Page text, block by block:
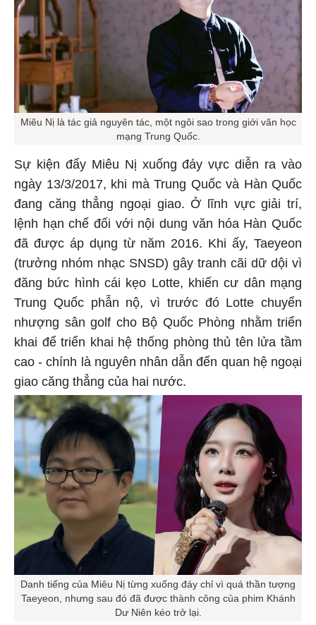
Miêu Nị là tác giả nguyên tác, một ngôi sao trong giới văn học
mạng Trung Quốc.
Sự kiện đẩy Miêu Nị xuống đáy vực diễn ra vào
ngày 13/3/2017, khi mà Trung Quốc và Hàn Quốc
đang căng thẳng ngoại giao. Ở lĩnh vực giải trí,
lệnh hạn chế đối với nội dung văn hóa Hàn Quốc
đã được áp dụng từ năm 2016. Khi ấy, Taeyeon
(trưởng nhóm nhạc SNSD) gây tranh cãi dữ dội vì
đăng bức hình cái kẹo Lotte, khiến cư dân mạng
Trung Quốc phẫn nộ, vì trước đó Lotte chuyển
nhượng sân golf cho Bộ Quốc Phòng nhằm triển
khai để triển khai hệ thống phòng thủ tên lửa tầm
cao - chính là nguyên nhân dẫn đến quan hệ ngoại
giao căng thẳng của hai nước.
Danh tiếng của Miêu Nị từng xuống đáy chỉ vì quá thần tượng
Taeyeon, nhưng sau đó đã được thành công của phim Khánh
Dư Niên kéo trở lại.